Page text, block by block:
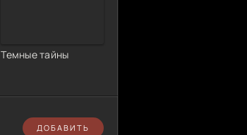
Темные тайны
ДОБАВИТЬ